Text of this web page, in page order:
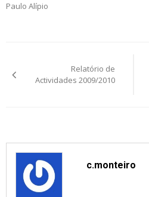
Paulo Alípio
navigation
Relatório de
Actividades 2009/2010
c.monteiro